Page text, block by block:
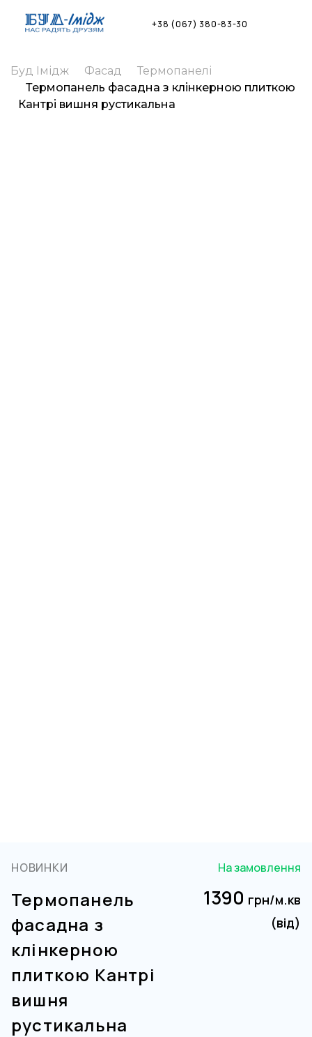
to
+38 (067) 380-83-30
Буд Імідж Фасад
Термопанелі
Термопанель фасадна з клінкерною плиткою
Кантрі вишня рустикальна
НОВИНКИ На замовлення
Термопанель
фасадна з
клінкерною
плиткою Кантрі
вишня
рустикальна
1390 грн/м.кв
(від)